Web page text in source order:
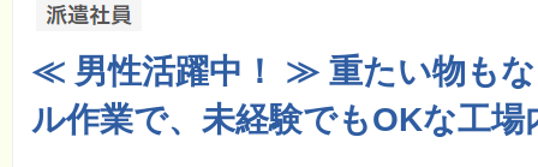
≪ 男性活躍中！ ≫ 重たい物も
ル作業で、未経験でもOKな工場